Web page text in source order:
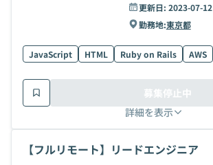
更新日: 2023-07-12
勤務地:東京都
JavaScript HTML Ruby on Rails AWS
詳細を表示
募集停止中
【フルリモート】リードエンジニア